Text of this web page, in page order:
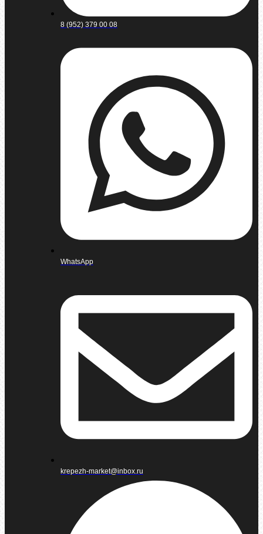
8 (952) 379 00 08
WhatsApp
krepezh-market@inbox.ru